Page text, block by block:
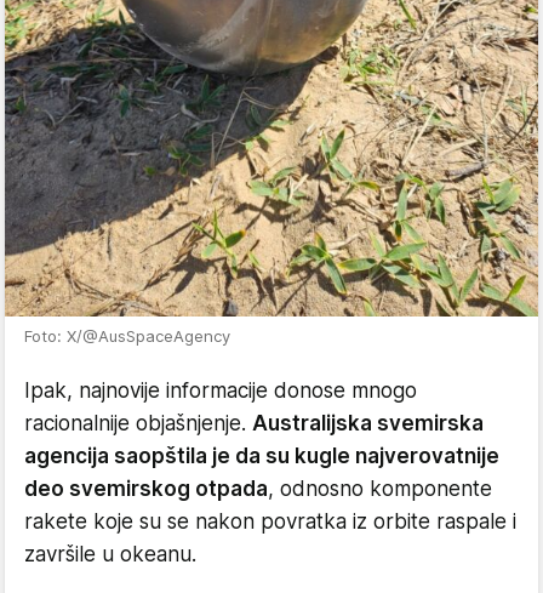
Foto: X/@AusSpaceAgency
Ipak, najnovije informacije donose mnogo
racionalnije objašnjenje. Australijska svemirska
agencija saopštila je da su kugle najverovatnije
deo svemirskog otpada, odnosno komponente
rakete koje su se nakon povratka iz orbite raspale i
završile u okeanu.